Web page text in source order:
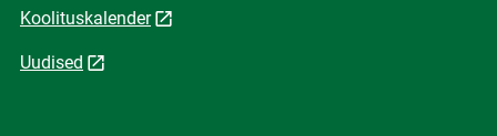
Koolituskalender
Uudised